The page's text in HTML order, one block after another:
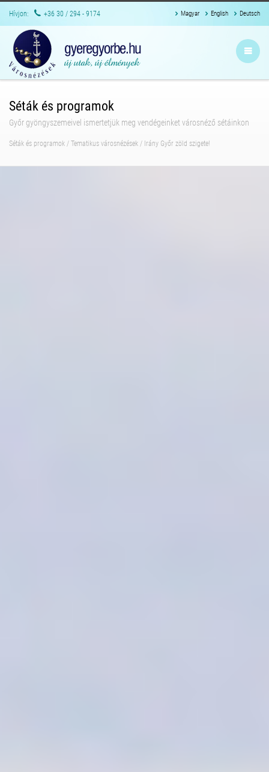
Hívjon: +36 30 / 294 - 9174 Magyar English Deutsch
Séták és programok
Győr gyöngyszemeivel ismertetjük meg vendégeinket városnéző sétáinkon
Séták és programok / Tematikus városnézések / Irány Győr zöld szigete!